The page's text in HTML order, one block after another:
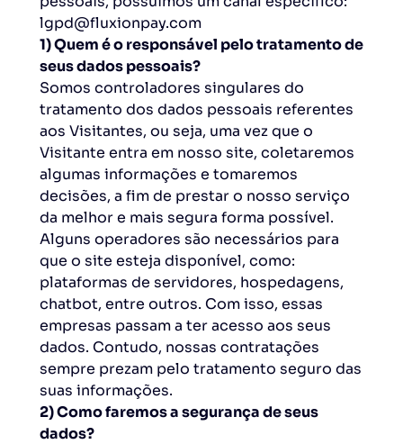
lgpd@fluxionpay.com
1) Quem é o responsável pelo tratamento de
seus dados pessoais?
Somos controladores singulares do
tratamento dos dados pessoais referentes
aos Visitantes, ou seja, uma vez que o
Visitante entra em nosso site, coletaremos
algumas informações e tomaremos
decisões, a fim de prestar o nosso serviço
da melhor e mais segura forma possível.
Alguns operadores são necessários para
que o site esteja disponível, como:
plataformas de servidores, hospedagens,
chatbot, entre outros. Com isso, essas
empresas passam a ter acesso aos seus
dados. Contudo, nossas contratações
sempre prezam pelo tratamento seguro das
suas informações.
2) Como faremos a segurança de seus
dados?